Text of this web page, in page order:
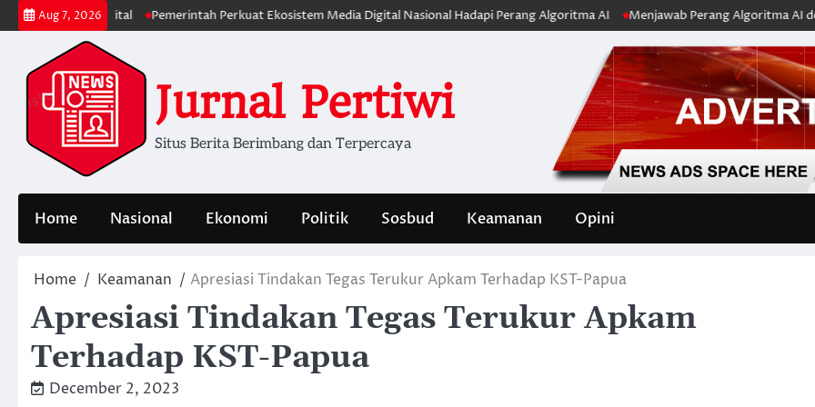
Skip
to
content
Aug 7, 2026
Digital Pemerintah Perkuat Ekosistem Media Digital Nasional Hadapi Perang Algoritma AI Menjawab Perang Algoritma AI dengan
Jurnal Pertiwi
Situs Berita Berimbang dan Terpercaya
Home Nasional Ekonomi Politik Sosbud Keamanan Opini
Home Keamanan Apresiasi Tindakan Tegas Terukur Apkam Terhadap KST-Papua
Apresiasi Tindakan Tegas Terukur Apkam
Terhadap KST-Papua
December 2, 2023